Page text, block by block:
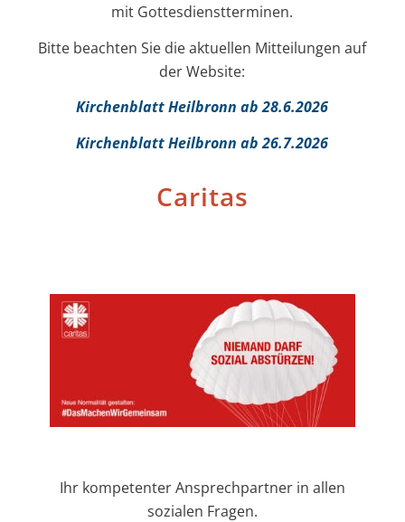
mit Gottesdienstterminen.
Bitte beachten Sie die aktuellen Mitteilungen auf
der Website:
Kirchenblatt Heilbronn ab 28.6.2026
Kirchenblatt Heilbronn ab 26.7.2026
Caritas
Ihr kompetenter Ansprechpartner in allen
sozialen Fragen.